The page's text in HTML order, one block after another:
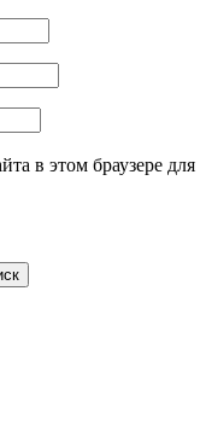
в этом браузере для